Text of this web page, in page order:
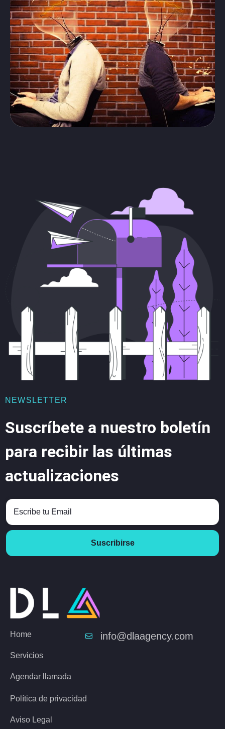
NEWSLETTER
Suscríbete a nuestro boletín
para recibir las últimas
actualizaciones
Suscribirse
Home
Servicios
Agendar llamada
info@dlaagency.com
Política de privacidad
Aviso Legal